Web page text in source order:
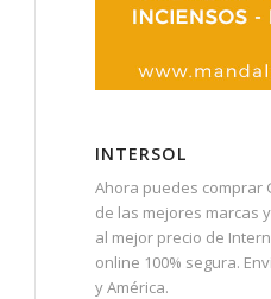
INTERSOL
Ahora puedes comprar
de las mejores marcas
al mejor precio de
online 100% segura.
y América.